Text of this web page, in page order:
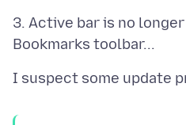
3. Active bar is no